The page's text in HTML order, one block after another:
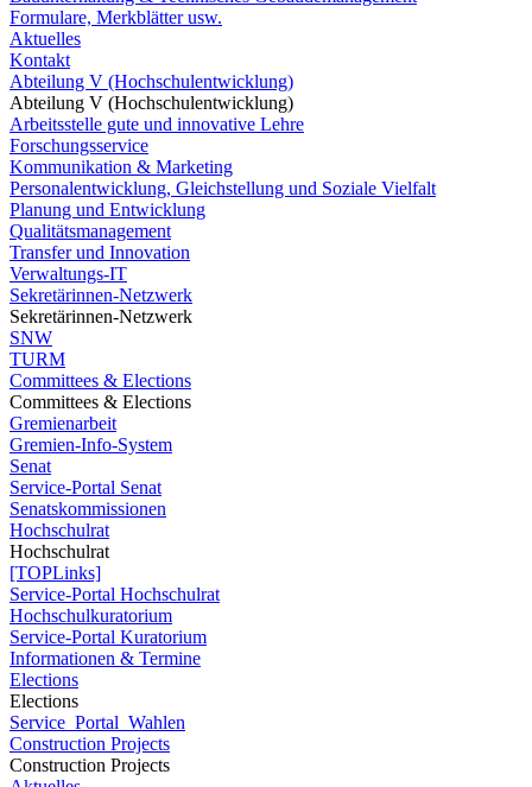
Formulare, Merkblätter usw.
Aktuelles
Kontakt
Abteilung V (Hochschulentwicklung)
Abteilung V (Hochschulentwicklung)
Arbeitsstelle gute und innovative Lehre
Forschungsservice
Kommunikation & Marketing
Personalentwicklung, Gleichstellung und Soziale Vielfalt
Planung und Entwicklung
Qualitätsmanagement
Transfer und Innovation
Verwaltungs-IT
Sekretärinnen-Netzwerk
Sekretärinnen-Netzwerk
SNW
TURM
Committees & Elections
Committees & Elections
Gremienarbeit
Gremien-Info-System
Senat
Service-Portal Senat
Senatskommissionen
Hochschulrat
Hochschulrat
[TOPLinks]
Service-Portal Hochschulrat
Hochschulkuratorium
Service-Portal Kuratorium
Informationen & Termine
Elections
Elections
Service_Portal_Wahlen
Construction Projects
Construction Projects